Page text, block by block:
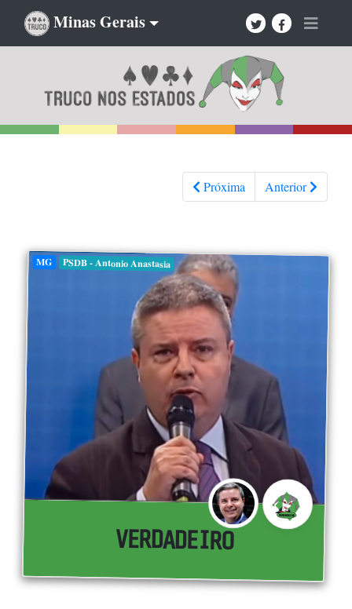
Minas Gerais
Próxima Anterior
MG PSDB - Antonio Anastasia
VERDADEIRO